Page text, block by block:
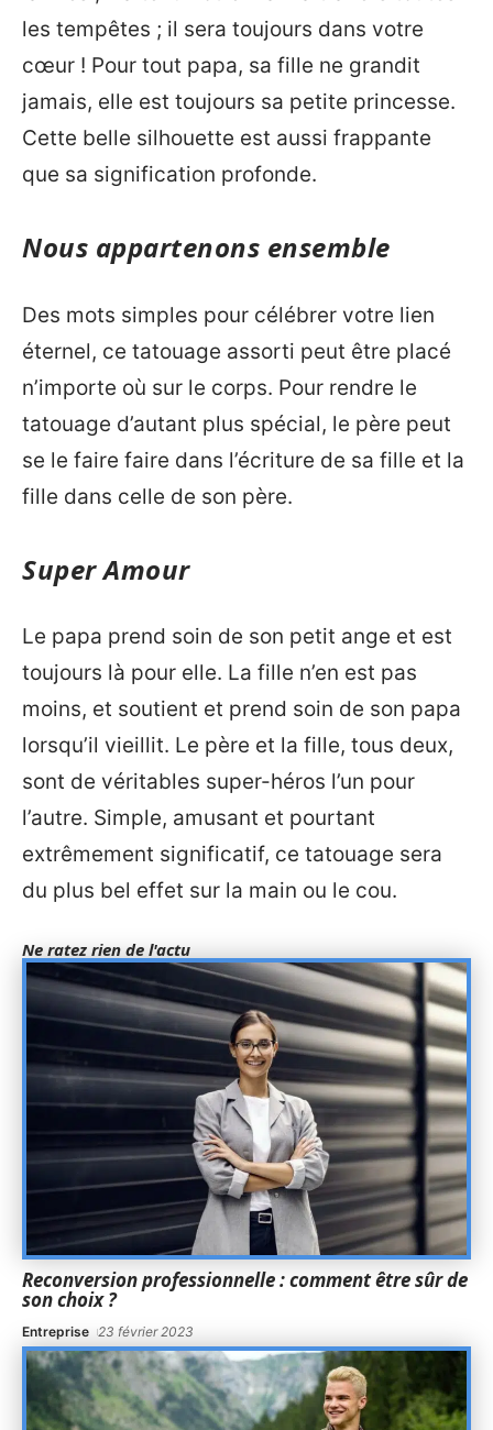
les tempêtes ; il sera toujours dans votre
cœur ! Pour tout papa, sa fille ne grandit
jamais, elle est toujours sa petite princesse.
Cette belle silhouette est aussi frappante
que sa signification profonde.
Nous appartenons ensemble
Des mots simples pour célébrer votre lien
éternel, ce tatouage assorti peut être placé
n’importe où sur le corps. Pour rendre le
tatouage d’autant plus spécial, le père peut
se le faire faire dans l’écriture de sa fille et la
fille dans celle de son père.
Super Amour
Le papa prend soin de son petit ange et est
toujours là pour elle. La fille n’en est pas
moins, et soutient et prend soin de son papa
lorsqu’il vieillit. Le père et la fille, tous deux,
sont de véritables super-héros l’un pour
l’autre. Simple, amusant et pourtant
extrêmement significatif, ce tatouage sera
du plus bel effet sur la main ou le cou.
Ne ratez rien de l'actu
Reconversion professionnelle : comment être sûr de
son choix ?
Entreprise 23 février 2023